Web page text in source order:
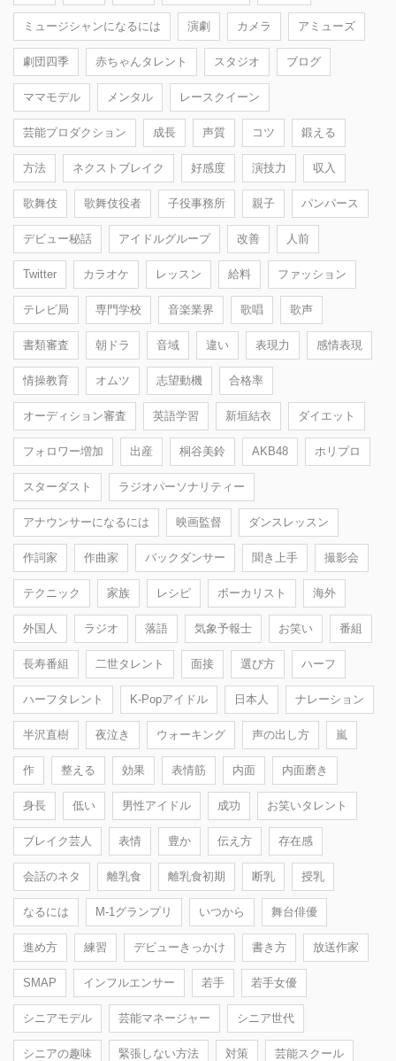
ミュージシャンになるには 演劇 カメラ アミューズ
劇団四季 赤ちゃんタレント スタジオ ブログ
ママモデル メンタル レースクイーン
芸能プロダクション 成長 声質 コツ 鍛える
方法 ネクストブレイク 好感度 演技力 収入
歌舞伎 歌舞伎役者 子役事務所 親子 パンパース
デビュー秘話 アイドルグループ 改善 人前
Twitter カラオケ レッスン 給料 ファッション
テレビ局 専門学校 音楽業界 歌唱 歌声
書類審査 朝ドラ 音域 違い 表現力 感情表現
情操教育 オムツ 志望動機 合格率
オーディション審査 英語学習 新垣結衣 ダイエット
フォロワー増加 出産 桐谷美鈴 AKB48 ホリプロ
スターダスト ラジオパーソナリティー
アナウンサーになるには 映画監督 ダンスレッスン
作詞家 作曲家 バックダンサー 聞き上手 撮影会
テクニック 家族 レシピ ボーカリスト 海外
外国人 ラジオ 落語 気象予報士 お笑い 番組
長寿番組 二世タレント 面接 選び方 ハーフ
ハーフタレント K-Popアイドル 日本人 ナレーション
半沢直樹 夜泣き ウォーキング 声の出し方 嵐
作 整える 効果 表情筋 内面 内面磨き
身長 低い 男性アイドル 成功 お笑いタレント
ブレイク芸人 表情 豊か 伝え方 存在感
会話のネタ 離乳食 離乳食初期 断乳 授乳
なるには M-1グランプリ いつから 舞台俳優
進め方 練習 デビューきっかけ 書き方 放送作家
SMAP インフルエンサー 若手 若手女優
シニアモデル 芸能マネージャー シニア世代
シニアの趣味 緊張しない方法 対策 芸能スクール